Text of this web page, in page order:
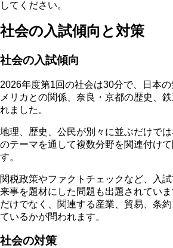
してください。
社会の入試傾向と対策
社会の入試傾向
2026年度第1回の社会は30分で、日本
メリカとの関係、奈良・京都の歴史、
れました。
地理、歴史、公民が別々に並ぶだけで
のテーマを通して複数分野を関連付け
す。
関税政策やファクトチェックなど、入
来事を題材にした問題も出題されてい
だけでなく、関連する産業、貿易、条
ているかが問われます。
社会の対策